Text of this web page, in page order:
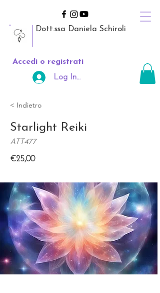
Dott.ssa Daniela Schiroli
Accedi o registrati
Log In Area Riservata
< Indietro
Starlight Reiki
ATT477
€25,00